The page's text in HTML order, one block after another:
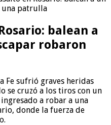
una patrulla
balean a
robaron
Fe sufrió graves heridas
se cruzó a los tiros con un
a robar a una
donde la fuerza de